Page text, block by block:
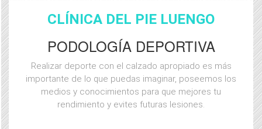
CLÍNICA DEL PIE LUENGO
PODOLOGÍA DEPORTIVA
Realizar deporte con el calzado apropiado es más
importante de lo que puedas imaginar, poseemos los
medios y conocimientos para que mejores tu
rendimiento y evites futuras lesiones.